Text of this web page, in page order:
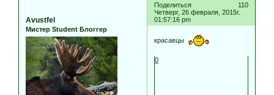
Поделиться
110
Четверг, 26 февраля, 2015г.
01:57:16 pm
Avustfel
Мистер Student Блоггер
красавцы
0